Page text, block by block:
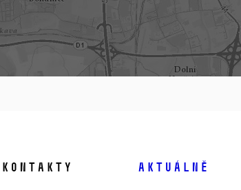
Kontakty Aktuálně